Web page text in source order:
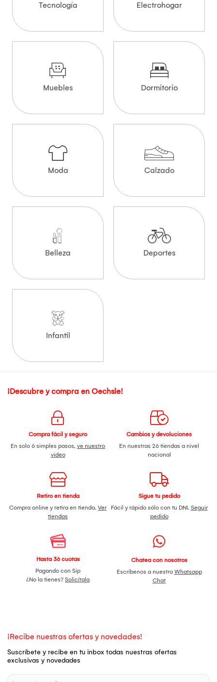
Tecnología Electrohogar
Muebles Dormitorio
Moda Calzado
Belleza Deportes
Infantil
¡Descubre y compra en Oechsle!
Compra fácil y seguro
En solo 6 simples pasos, ve nuestro
video
Cambios y devoluciones
En nuestras 26 tiendas a nivel
nacional
Retiro en tienda
Compra online y retira en tienda. Ver
tiendas
Sigue tu pedido
Fácil y rápido sólo con tu DNI. Seguir
pedido
Hasta 36 cuotas
Pagando con Sip
¿No la tienes? Solicítala
Chatea con nosotros
Escríbenos a nuestro Whatsapp
Chat
¡Recibe nuestras ofertas y novedades!
Suscríbete y recibe en tu inbox todas nuestras ofertas
exclusivas y novedades